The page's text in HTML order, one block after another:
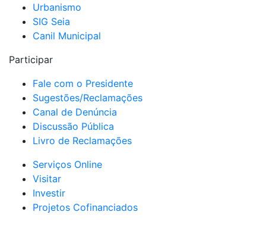
Urbanismo
SIG Seia
Canil Municipal
Participar
Fale com o Presidente
Sugestões/Reclamações
Canal de Denúncia
Discussão Pública
Livro de Reclamações
Serviços Online
Visitar
Investir
Projetos Cofinanciados